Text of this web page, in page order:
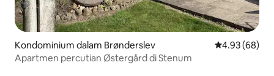
Kondominium dalam Brønderslev Penarafan
4.93 (68)
Apartmen percutian Østergård di Stenum